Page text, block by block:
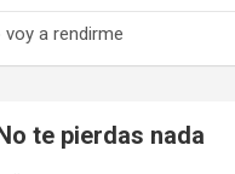
voy a rendirme
te pierdas nada